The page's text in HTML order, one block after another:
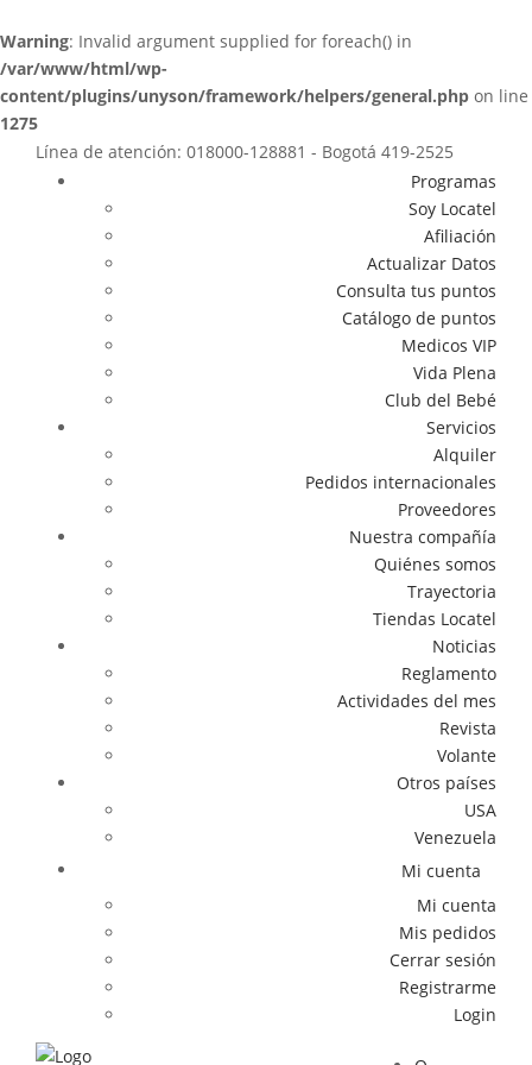
Warning: Invalid argument supplied for foreach() in
/var/www/html/wp-
content/plugins/unyson/framework/helpers/general.php on line
1275
Línea de atención: 018000-128881 - Bogotá 419-2525
Programas
Soy Locatel
Afiliación
Actualizar Datos
Consulta tus puntos
Catálogo de puntos
Medicos VIP
Vida Plena
Club del Bebé
Servicios
Alquiler
Pedidos internacionales
Proveedores
Nuestra compañía
Quiénes somos
Trayectoria
Tiendas Locatel
Noticias
Reglamento
Actividades del mes
Revista
Volante
Otros países
USA
Venezuela
Mi cuenta
Mi cuenta
Mis pedidos
Cerrar sesión
Registrarme
Login